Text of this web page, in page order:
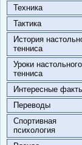
Техника
Тактика
История
тенниса
Уроки настольного
тенниса
Интересные
Переводы
Спортивная
психология